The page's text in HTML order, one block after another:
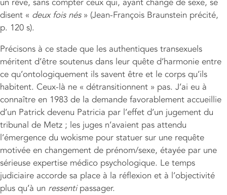
un rêve, sans compter ceux qui, ayant changé de sexe, se
disent « deux fois nés » (Jean-François Braunstein précité,
p. 120 s).
Précisons à ce stade que les authentiques transexuels
méritent d’être soutenus dans leur quête d’harmonie entre
ce qu’ontologiquement ils savent être et le corps qu’ils
habitent. Ceux-là ne « détransitionnent » pas. J’ai eu à
connaître en 1983 de la demande favorablement accueillie
d’un Patrick devenu Patricia par l’effet d’un jugement du
tribunal de Metz ; les juges n’avaient pas attendu
l’émergence du wokisme pour statuer sur une requête
motivée en changement de prénom/sexe, étayée par une
sérieuse expertise médico psychologique. Le temps
judiciaire accorde sa place à la réflexion et à l’objectivité
plus qu’à un ressentipassager.